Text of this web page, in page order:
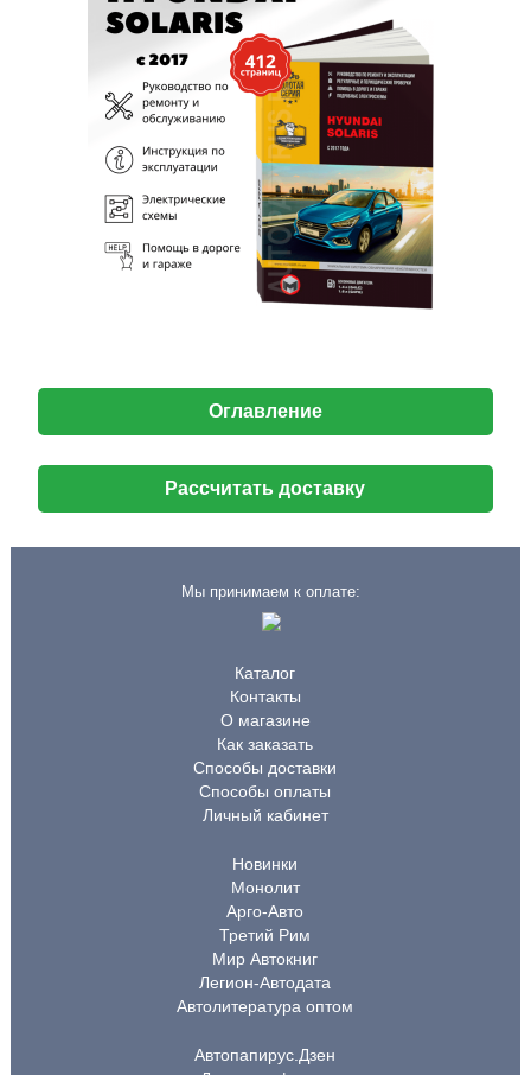
Оглавление
Рассчитать доставку
Мы принимаем к оплате:
Каталог
Контакты
О магазине
Как заказать
Способы доставки
Способы оплаты
Личный кабинет
Новинки
Монолит
Арго-Авто
Третий Рим
Мир Автокниг
Легион-Автодата
Автолитература оптом
Автопапирус.Дзен